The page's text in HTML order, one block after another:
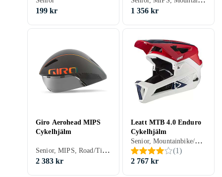
199 kr
1 356 kr
Giro Aerohead MIPS
Cykelhjälm
Senior, MIPS, Road/Time trial, Stad/Pendling, Öppen
2 383 kr
Leatt MTB 4.0 Enduro
Cykelhjälm
Senior, Mountainbike/Downhill/Trail, Road/Time trial, BMX/Dirt, Heltäckande
(1)
2 767 kr